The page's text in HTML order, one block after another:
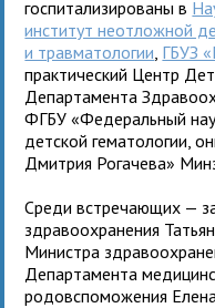
госпитализированы в
институт неотложной
и травматологии ГБУЗ
практический Центр
Департамента
ФГБУ «Федеральный
детской гематологии,
Дмитрия Рогачева»
Среди встречающих —
здравоохранения
Министра
Департамента
родовспоможения